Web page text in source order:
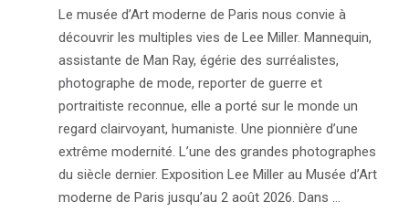
Le musée d’Art moderne de Paris nous convie à
découvrir les multiples vies de Lee Miller. Mannequin,
assistante de Man Ray, égérie des surréalistes,
photographe de mode, reporter de guerre et
portraitiste reconnue, elle a porté sur le monde un
regard clairvoyant, humaniste. Une pionnière d’une
extrême modernité. L’une des grandes photographes
du siècle dernier. Exposition Lee Miller au Musée d’Art
moderne de Paris jusqu’au 2 août 2026. Dans …